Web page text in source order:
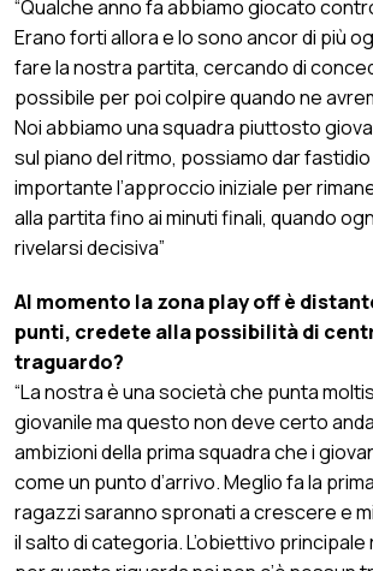
“Qualche anno fa abbiamo giocato
Erano forti allora e lo sono ancor di più
fare la nostra partita, cercando di
possibile per poi colpire quando ne
Noi abbiamo una squadra piuttosto
sul piano del ritmo, possiamo dar
importante l’approccio iniziale per
alla partita fino ai minuti finali, quando
rivelarsi decisiva”
Al momento la zona play off è
punti, credete alla possibilità di
traguardo?
“La nostra è una società che punta
giovanile ma questo non deve certo
ambizioni della prima squadra che i
come un punto d’arrivo. Meglio fa la
ragazzi saranno spronati a crescere e
il salto di categoria. L’obiettivo principale